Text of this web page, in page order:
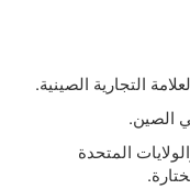
المتحدة